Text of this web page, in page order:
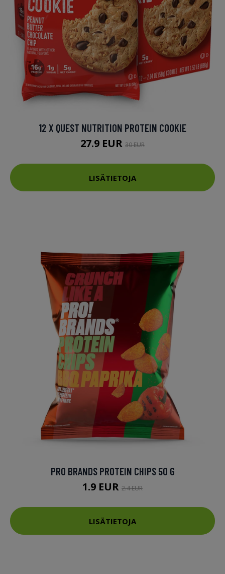
12 X QUEST NUTRITION PROTEIN COOKIE
27.9 EUR 30 EUR
LISÄTIETOJA
PRO BRANDS PROTEIN CHIPS 50 G
1.9 EUR 2.4 EUR
LISÄTIETOJA